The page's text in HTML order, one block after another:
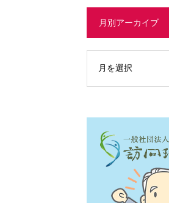
月別アーカイブ